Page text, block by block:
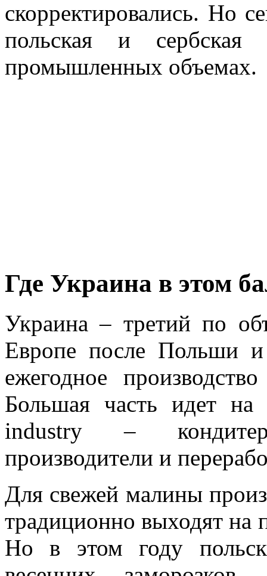
скорректировались. Но
польская и
промышленных объемах.
Где Украина в этом
Украина – третий по
Европе после Польши
ежегодное
Большая часть идет на
industry –
производители и
Для свежей малины
традиционно выходят на
Но в этом году